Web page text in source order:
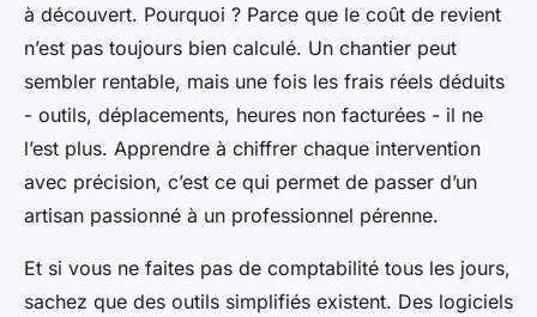
à découvert. Pourquoi ? Parce que le coût de revient
n’est pas toujours bien calculé. Un chantier peut
sembler rentable, mais une fois les frais réels déduits
- outils, déplacements, heures non facturées - il ne
l’est plus. Apprendre à chiffrer chaque intervention
avec précision, c’est ce qui permet de passer d’un
artisan passionné à un professionnel pérenne.
Et si vous ne faites pas de comptabilité tous les jours,
sachez que des outils simplifiés existent. Des logiciels